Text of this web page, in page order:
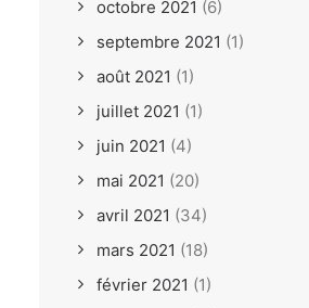
octobre 2021 (6)
septembre 2021 (1)
août 2021 (1)
juillet 2021 (1)
juin 2021 (4)
mai 2021 (20)
avril 2021 (34)
mars 2021 (18)
février 2021 (1)